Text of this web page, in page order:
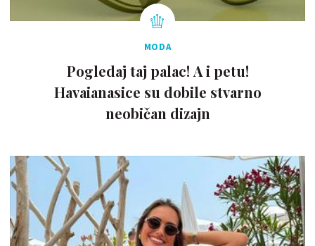
MODA
Pogledaj taj palac! A i petu!
Havaianasice su dobile stvarno
neobičan dizajn